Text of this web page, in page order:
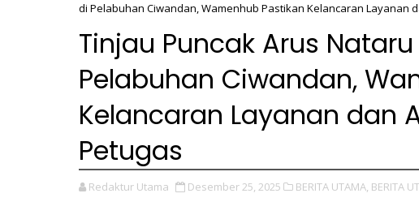
di Pelabuhan Ciwandan, Wamenhub Pastikan Kelancaran Layanan
Tinjau Puncak Arus
Pelabuhan Ciwandan,
Kelancaran Layanan dan
Petugas
Redaktur Utama Desember 25, 2025 BERITA UTAMA, BERITA